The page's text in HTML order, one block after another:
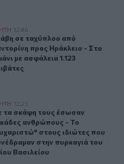
Σαντορίνη προς Ηράκλειο -
12:46
σε ταχύπλοο από Σαντορίνη
σε ταχύπλοο από
προς Ηράκλειο - Στο
με ασφάλεια 1.123
δεκάδες ανθρώπους - Το
12:23
τα σκάφη τους έσωσαν δεκάδες
τα σκάφη τους έσωσαν
ανθρώπους - Το
στους ιδιώτες που
στην πυρκαγιά του
Βασιλείου